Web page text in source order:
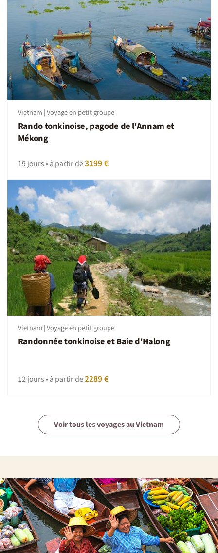
Vietnam | Voyage en petit groupe
Rando tonkinoise, pagode de l'Annam et
Mékong
19 jours • à partir de3199 €
Vietnam | Voyage en petit groupe
Randonnée tonkinoise et Baie d'Halong
12 jours • à partir de2289 €
Voir tous les voyages au Vietnam